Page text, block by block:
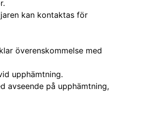
kan kontaktas för
överenskommelse med
upphämtning.
avseende på upphämtning,